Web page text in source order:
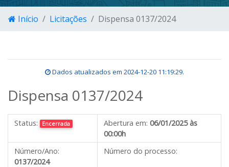
Início Licitações Dispensa 0137/2024
Dados atualizados em 2024-12-20 11:19:29.
Dispensa 0137/2024
Status: Encerrada Abertura em: 06/01/2025 às
00:00h
Número/Ano:
0137/2024
Número do processo: